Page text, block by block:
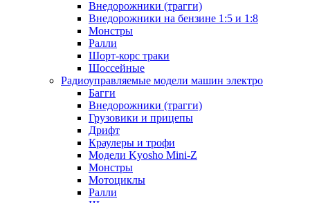
Внедорожники (трагги)
Внедорожники на бензине 1:5 и 1:8
Монстры
Ралли
Шорт-корс траки
Шоссейные
Радиоуправляемые модели машин электро
Багги
Внедорожники (трагги)
Грузовики и прицепы
Дрифт
Краулеры и трофи
Модели Kyosho Mini-Z
Монстры
Мотоциклы
Ралли